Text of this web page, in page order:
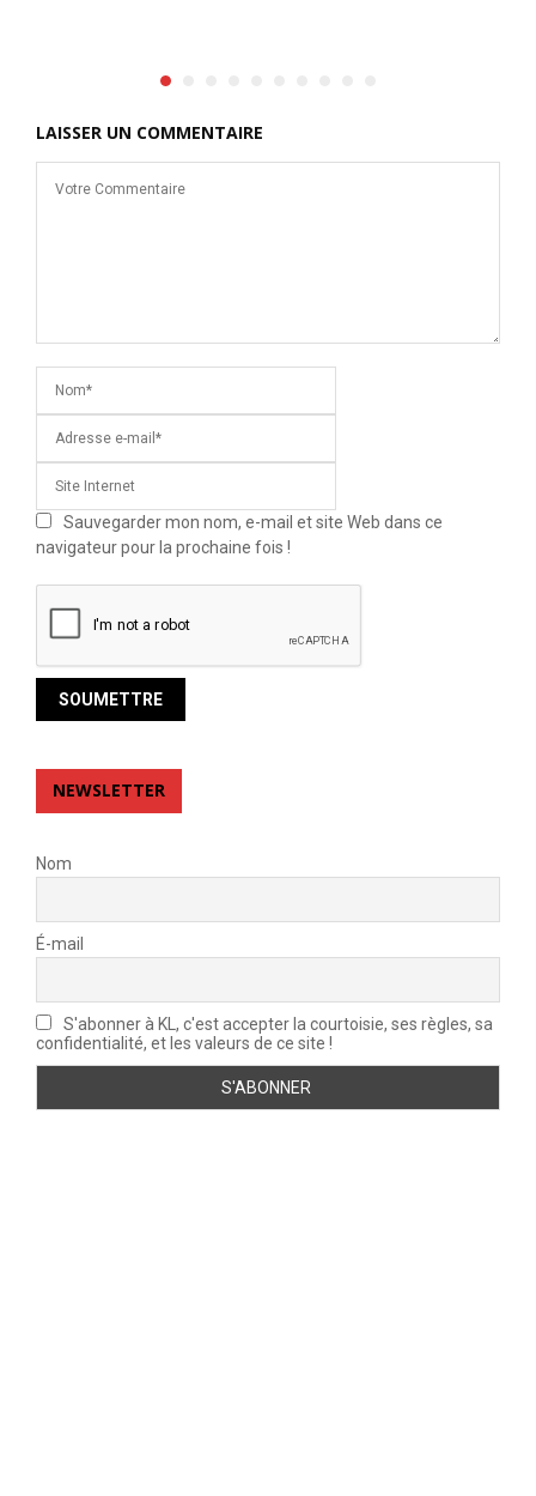
LAISSER UN COMMENTAIRE
Sauvegarder mon nom, e-mail et site Web dans ce
navigateur pour la prochaine fois !
NEWSLETTER
Nom
É-mail
S'abonner à KL, c'est accepter la courtoisie, ses règles, sa
confidentialité, et les valeurs de ce site !